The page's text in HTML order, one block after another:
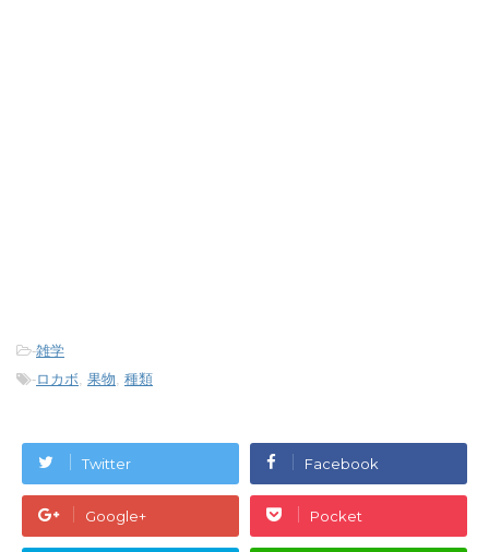
-雑学
-ロカボ 果物 種類
Twitter Facebook
Google+ Pocket